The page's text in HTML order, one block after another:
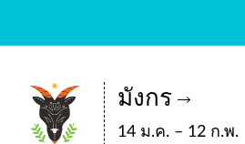
มังกร
14 ม.ค. – 12 ก.พ.